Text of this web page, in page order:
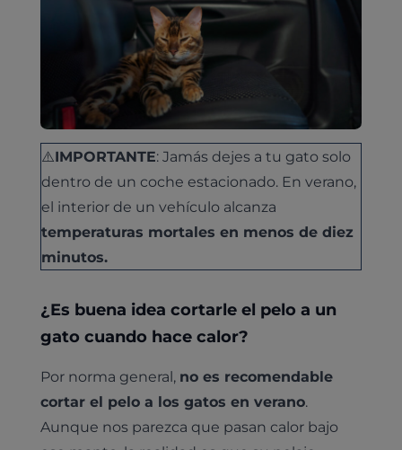
⚠️IMPORTANTE: Jamás dejes a tu gato solo
dentro de un coche estacionado. En verano,
el interior de un vehículo alcanza
temperaturas mortales en menos de diez
minutos.
¿Es buena idea cortarle el pelo a un
gato cuando hace calor?
Por norma general, no es recomendable
cortar el pelo a los gatos en verano.
Aunque nos parezca que pasan calor bajo